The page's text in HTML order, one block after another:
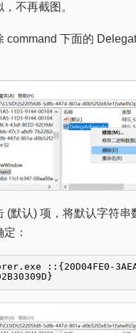
不再截图。
command 下面的
(默认) 项，将默认字符串
：
::{20D04FE0-